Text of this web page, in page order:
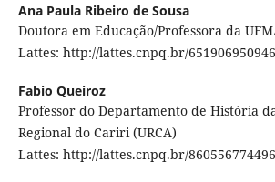
Ana Paula Ribeiro de Sousa
Doutora em Educação/Professora da
Lattes: http://lattes.cnpq.br/
Fabio Queiroz
Professor do Departamento de História
Regional do Cariri (URCA)
Lattes: http://lattes.cnpq.br/